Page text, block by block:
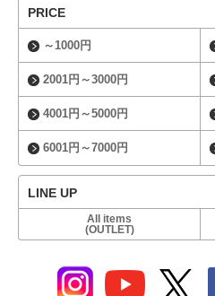
PRICE
～1000円
2001円～3000円
4001円～5000円
6001円～7000円
LINE UP
All items
(OUTLET)